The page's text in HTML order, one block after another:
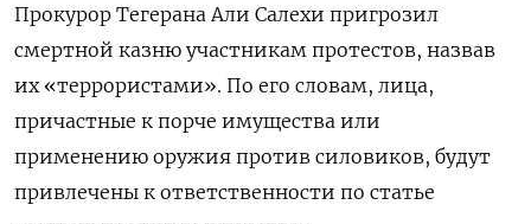
Прокурор Тегерана Али Салехи пригрозил
смертной казню участникам протестов, назвав
их «террористами». По его словам, лица,
причастные к порче имущества или
применению оружия против силовиков, будут
привлечены к ответственности по статье